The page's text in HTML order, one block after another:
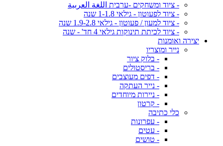
- ציוד ומשחקים -ערבית اللغة العربية
- ציוד לפעוטון - גילאי 1-1.8 שנה
- ציוד למעון / פעוטון - גילאי 1.9-2.8 שנה
- ציוד לכיתת תינוקות גילאי 4 חד' - שנה
יצירה ואומנות
נייר ומוצריו
- בלוק ציור
- בריסטולים
- דפים מעוצבים
- נייר העתקה
- ניירות מיוחדים
- קרטון
כלי כתיבה
- עפרונות
- עטים
- טושים